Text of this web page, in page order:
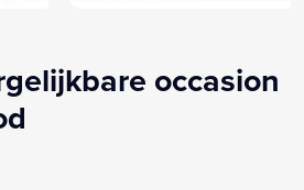
occasion